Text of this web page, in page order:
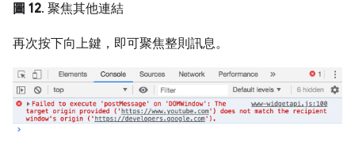
圖 12. 聚焦其他連結
再次按下向上鍵，即可聚焦整則訊息。